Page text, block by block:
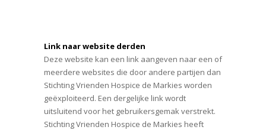
Link naar website derden
Deze website kan een link aangeven naar een of
meerdere websites die door andere partijen dan
Stichting Vrienden Hospice de Markies worden
geëxploiteerd. Een dergelijke link wordt
uitsluitend voor het gebruikersgemak verstrekt.
Stichting Vrienden Hospice de Markies heeft